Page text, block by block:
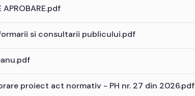
APROBARE.pdf
si consultarii publicului.pdf
proiect act normativ - PH nr. 27 din 2026.pdf